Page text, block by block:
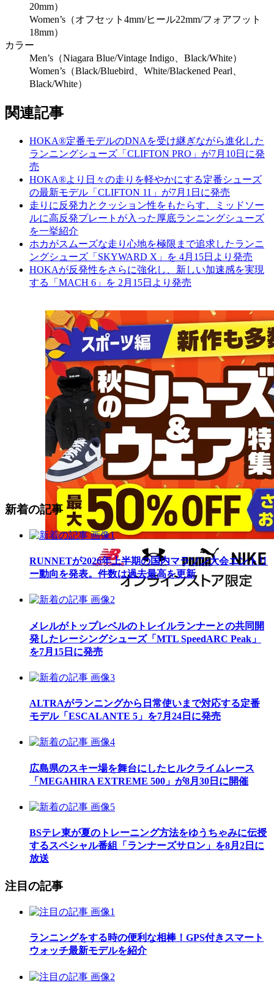
20mm）
Women’s（オフセット4mm/ヒール22mm/フォアフット
18mm）
カラー
Men’s（Niagara Blue/Vintage Indigo、Black/White）
Women’s（Black/Bluebird、White/Blackened Pearl、
Black/White）
関連記事
HOKA®定番モデルのDNAを受け継ぎながら進化した
ランニングシューズ「CLIFTON PRO」が7月10日に発
売
HOKA®より日々の走りを軽やかにする定番シューズ
の最新モデル「CLIFTON 11」が7月1日に発売
走りに反発力とクッション性をもたらす、ミッドソー
ルに高反発プレートが入った厚底ランニングシューズ
を一挙紹介
ホカがスムーズな走り心地を極限まで追求したランニ
ングシューズ「SKYWARD X」を 4月15日より発売
HOKAが反発性をさらに強化し、新しい加速感を実現
する「MACH 6」を 2月15日より発売
新着の記事
RUNNETが2026年上半期の国内マラソン大会エントリ
ー動向を発表。件数は過去最高を更新
メレルがトップレベルのトレイルランナーとの共同開
発したレーシングシューズ「MTL SpeedARC Peak」
を7月15日に発売
ALTRAがランニングから日常使いまで対応する定番
モデル「ESCALANTE 5」を7月24日に発売
広島県のスキー場を舞台にしたヒルクライムレース
「MEGAHIRA EXTREME 500」が8月30日に開催
BSテレ東が夏のトレーニング方法をゆうちゃみに伝授
するスペシャル番組「ランナーズサロン」を8月2日に
放送
注目の記事
ランニングをする時の便利な相棒！GPS付きスマート
ウォッチ最新モデルを紹介